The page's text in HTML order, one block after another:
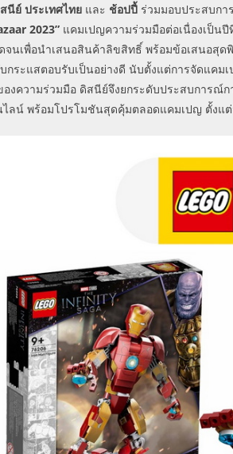
นีย์ ประเทศไทย และ ช้อปปี้ ร่วมมอบประสบก
2023” แคมเปญความร่วมมือต่อเนื่องเป็นปี
จนเพื่อนำเสนอสินค้าลิขสิทธิ์ พร้อมข้อเสนอสุ
กระแสตอบรับเป็นอย่างดี นับตั้งแต่การจัดแคม
งความร่วมมือ ดิสนีย์จึงยกระดับประสบการณ์
ไลน์ พร้อมโปรโมชันสุดคุ้มตลอดแคมเปญ ตั้งแ